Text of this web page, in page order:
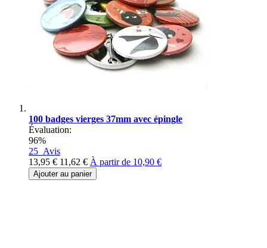
100 badges vierges 37mm avec épingle
Évaluation:
96%
25 Avis
13,95 € 11,62 € À partir de 10,90 €
Ajouter au panier